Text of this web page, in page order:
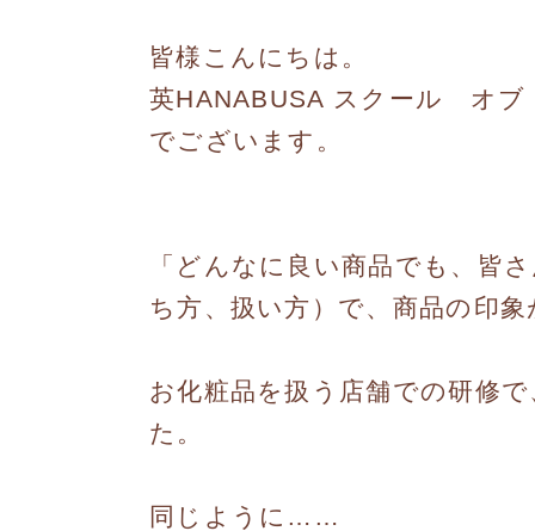
皆様こんにちは。
英HANABUSA スクール オ
でございます。
「どんなに良い商品でも、皆
ち方、扱い方）で、商品の印
お化粧品を扱う店舗での研修
た。
同じように……